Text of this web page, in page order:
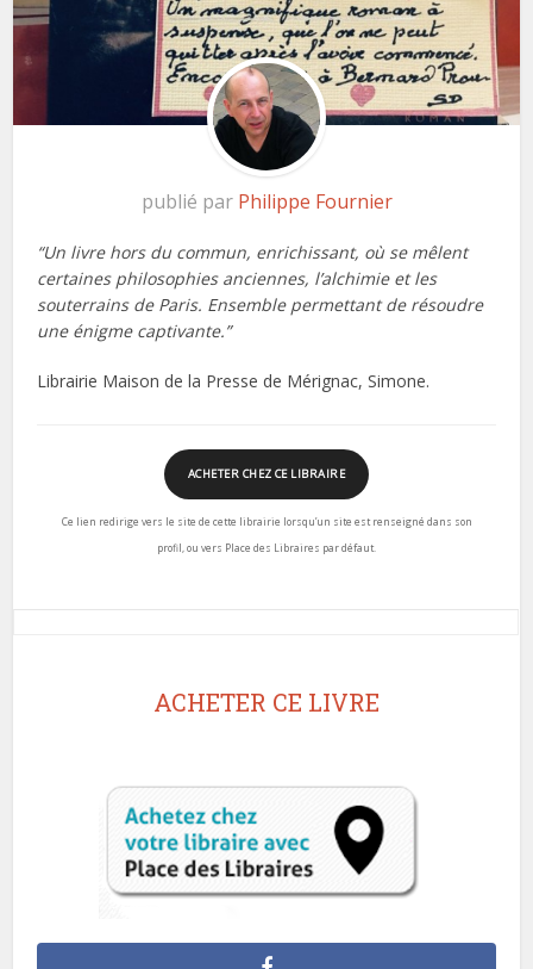
publié par Philippe Fournier
“Un livre hors du commun, enrichissant, où se mêlent
certaines philosophies anciennes, l’alchimie et les
souterrains de Paris. Ensemble permettant de résoudre
une énigme captivante.”
Librairie Maison de la Presse de Mérignac, Simone.
ACHETER CHEZ CE LIBRAIRE
Ce lien redirige vers le site de cette librairie lorsqu’un site est renseigné dans son
profil, ou vers Place des Libraires par défaut.
ACHETER CE LIVRE